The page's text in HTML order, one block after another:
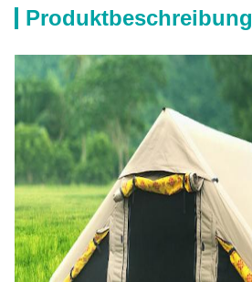
Produktbeschreibung